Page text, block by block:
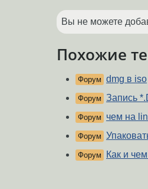
Вы не можете
Похожие
Форум dmg в iso
Форум Запись
Форум чем на
Форум
Форум Как и